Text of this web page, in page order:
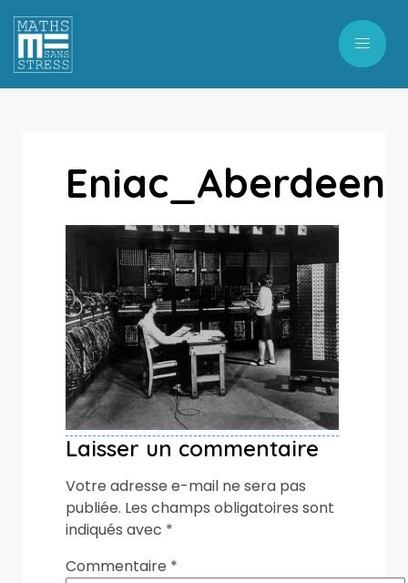
Eniac_Aberdeen
Laisser un commentaire
Votre adresse e-mail ne sera pas
publiée. Les champs obligatoires sont
indiqués avec *
Commentaire *